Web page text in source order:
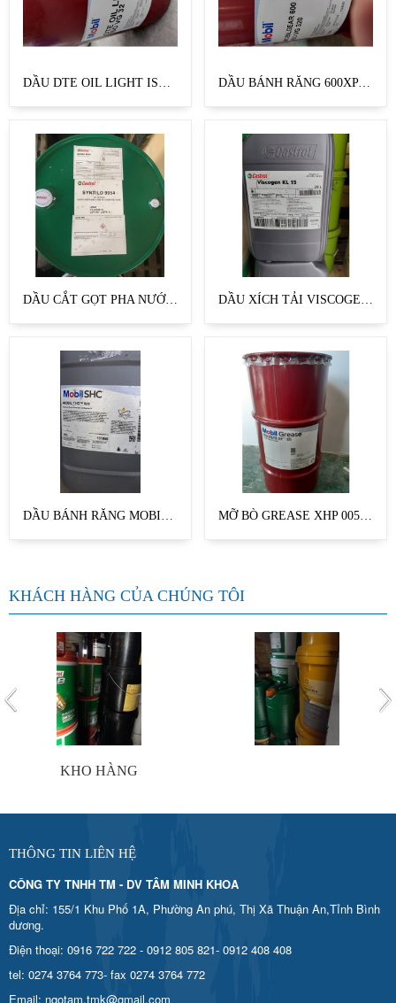
DẦU DTE OIL LIGHT ISO VG 32 DẦU BÁNH RĂNG 600XP 150, 220,320
DẦU CẮT GỌT PHA NƯỚC SYNTILO 9954
DẦU BÁNH RĂNG MOBIL SHC 629 MỠ BÒ GREASE XHP 005-55 KG
KHÁCH HÀNG CỦA CHÚNG TÔI
KHO HÀNG
THÔNG TIN LIÊN HỆ
CÔNG TY TNHH TM - DV TÂM MINH KHOA
Địa chỉ: 155/1 Khu Phố 1A, Phường An phú, Thị Xã Thuận An,Tỉnh Bình
dương.
Điện thoại: 0916 722 722 - 0912 805 821- 0912 408 408
tel: 0274 3764 773- fax 0274 3764 772
Email: ngotam.tmk@gmail.com